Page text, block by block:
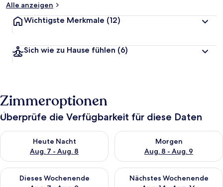
Alle anzeigen
Wichtigste Merkmale (12)
Sich wie zu Hause fühlen (6)
Zimmeroptionen
Überprüfe die Verfügbarkeit für diese Daten
Heute Nacht
Aug. 7 - Aug. 8
Überprüfe die Verfügbarkeit für heute Nacht, Aug. 7 - Aug. 8.
Morgen
Aug. 8 - Aug. 9
Überprüfe die Verfügbarkeit
Dieses Wochenende
Überprüfe die Verfügbarkeit für dieses Wochenende, Aug. 7
Nächstes Wochenende
Überprüfe die Verfügbarkeit